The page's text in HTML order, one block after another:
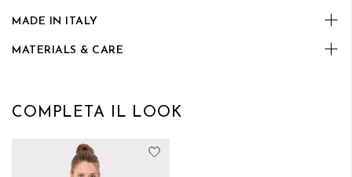
MADE IN ITALY
MATERIALS & CARE
COMPLETA IL LOOK
Aggiungi alla lista desideri